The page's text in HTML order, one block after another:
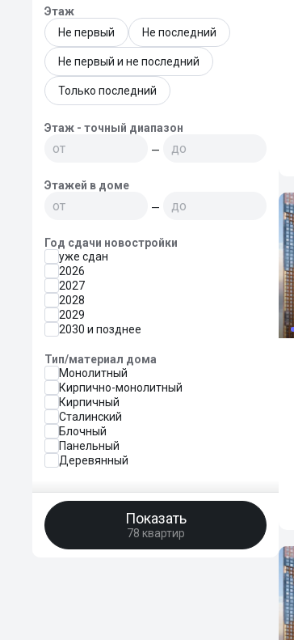
Этаж
Не первый
Не последний
Не первый и не последний
Только последний
Этаж - точный диапазон
—
Этажей в доме
—
Год сдачи новостройки
уже сдан
2026
2027
2028
2029
2030 и позднее
Тип/материал дома
Монолитный
Кирпично-монолитный
Кирпичный
Сталинский
Блочный
Панельный
Деревянный
Показать
78 квартир